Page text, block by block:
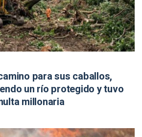
para sus caballos,
un río protegido y tuvo
millonaria